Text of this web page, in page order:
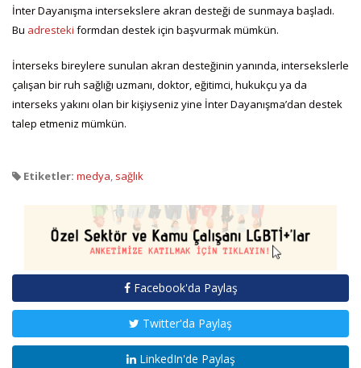
İnter Dayanışma intersekslere akran desteği de sunmaya başladı.
Bu adresteki formdan destek için başvurmak mümkün.
İnterseks bireylere sunulan akran desteğinin yanında, intersekslerle
çalışan bir ruh sağlığı uzmanı, doktor, eğitimci, hukukçu ya da
interseks yakını olan bir kişiyseniz yine İnter Dayanışma’dan destek
talep etmeniz mümkün.
Etiketler: medya, sağlık
Facebook'da Paylaş
Twitter'da Paylaş
LinkedIn'de Paylaş